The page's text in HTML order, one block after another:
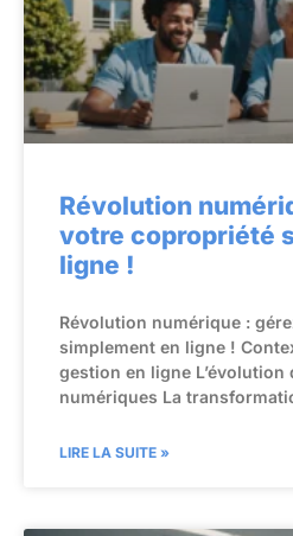
Révolution
votre copropriété
ligne !
Révolution numérique :
simplement en ligne !
gestion en ligne
numériques La
LIRE LA SUITE »